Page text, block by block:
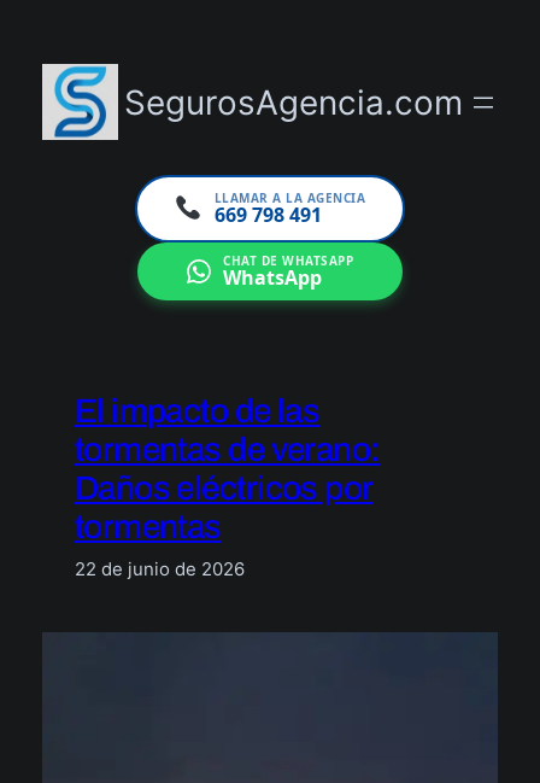
contenido
SegurosAgencia.com
LLAMAR A LA AGENCIA
669 798 491
CHAT DE WHATSAPP
WhatsApp
El impacto de las
tormentas de verano:
Daños eléctricos por
tormentas
22 de junio de 2026